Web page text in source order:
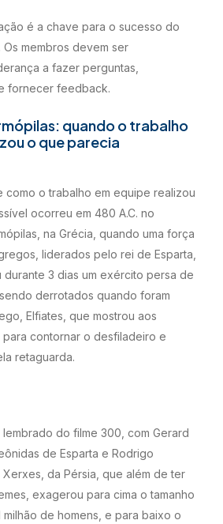
é a chave para o sucesso do
membros devem ser
a fazer perguntas,
fornecer feedback.
quando o trabalho
o que parecia
como o trabalho em equipe realizou
ocorreu em 480 A.C. no
na Grécia, quando uma força
liderados pelo rei de Esparta,
3 dias um exército persa de
derrotados quando foram
Elfiates, que mostrou aos
para contornar o desfiladeiro e
retaguarda.
do filme 300, com Gerard
de Esparta e Rodrigo
da Pérsia, que além de ter
exagerou para cima o tamanho
de homens, e para baixo o